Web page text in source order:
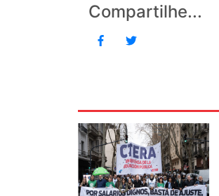
Compartilhe...